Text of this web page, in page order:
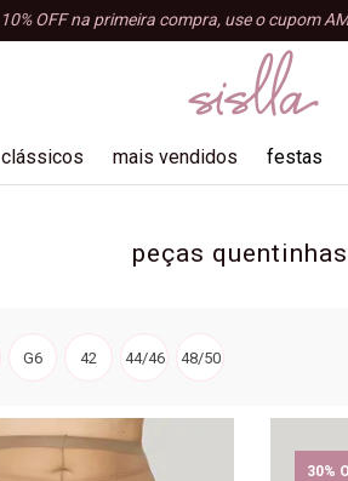
10% OFF na primeira compra, use o cupom
clássicos mais vendidos festas
regatas
acessórios
macacão
peças
G6 42 44/46 48/50
30%